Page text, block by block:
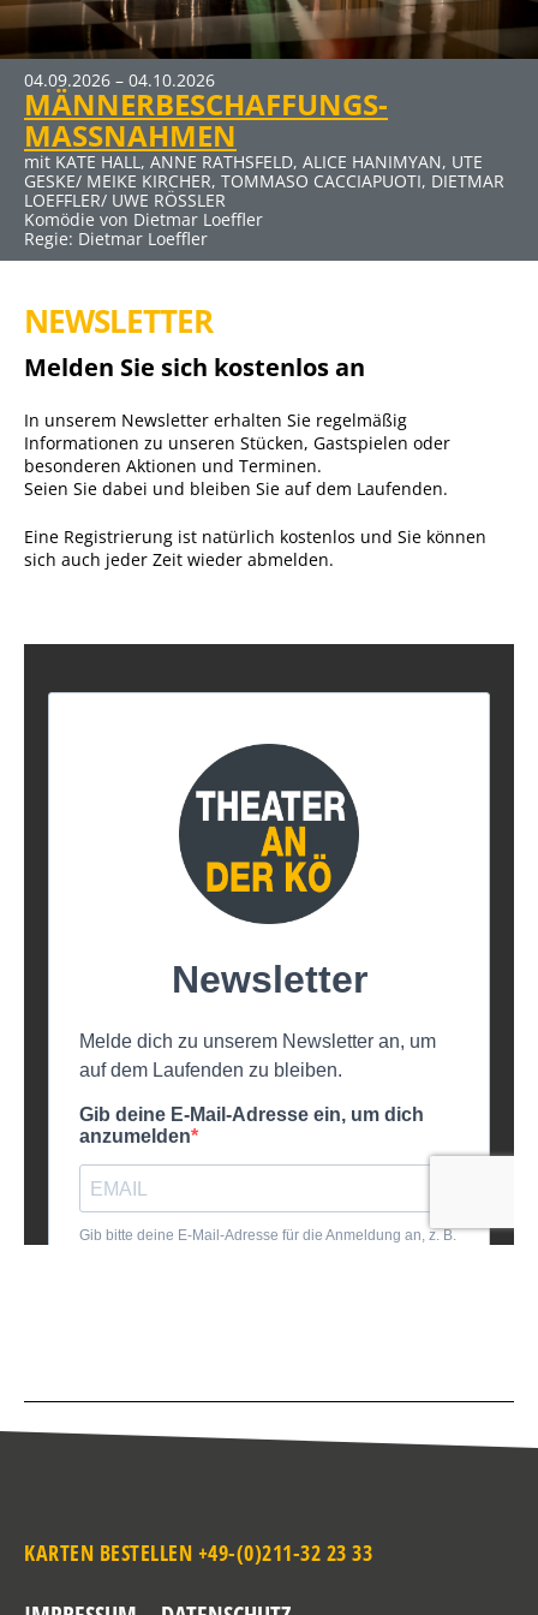
04.09.2026 – 04.10.2026
MÄNNERBESCHAFFUNGS-
MASSNAHMEN
mit KATE HALL, ANNE RATHSFELD, ALICE HANIMYAN, UTE
GESKE/ MEIKE KIRCHER, TOMMASO CACCIAPUOTI, DIETMAR
LOEFFLER/ UWE RÖSSLER
Komödie von Dietmar Loeffler
Regie: Dietmar Loeffler
19.03.2027 – 25.04.2027
DER ABSCHIEDSBRIEF
mit MICHAELA MAY UND SIGMAR SOLBACH
Komödie von Audrey Schebat
NEWSLETTER
Melden Sie sich kostenlos an
In unserem Newsletter erhalten Sie regelmäßig
Informationen zu unseren Stücken, Gastspielen oder
besonderen Aktionen und Terminen.
Seien Sie dabei und bleiben Sie auf dem Laufenden.
Eine Registrierung ist natürlich kostenlos und Sie können
sich auch jeder Zeit wieder abmelden.
KARTEN BESTELLEN +49-(0)211-32 23 33